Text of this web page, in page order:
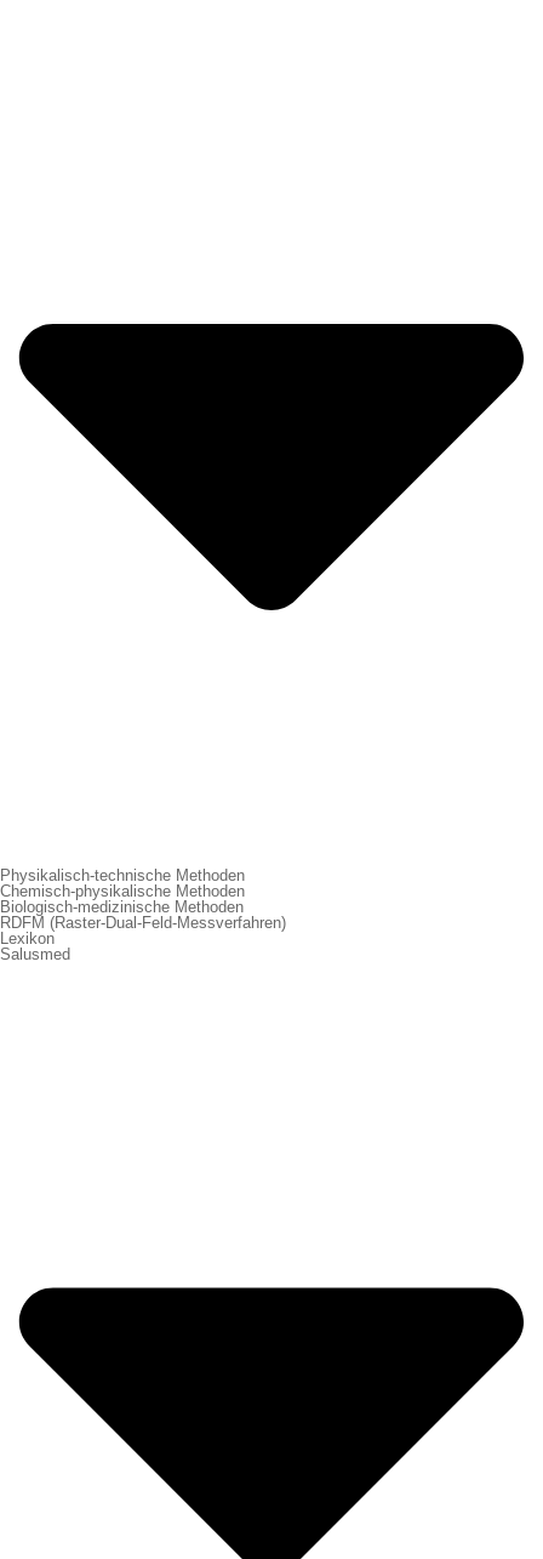
Physikalisch-technische Methoden
Chemisch-physikalische Methoden
Biologisch-medizinische Methoden
RDFM (Raster-Dual-Feld-Messverfahren)
Lexikon
Salusmed